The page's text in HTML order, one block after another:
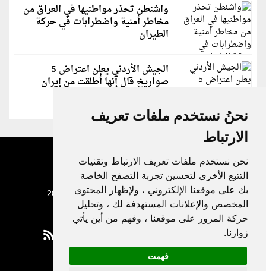
نحنُ نستخدم ملفات تعريف
الارتباط
نحن نستخدم ملفات تعريف الارتباط وتقنيات
التتبع الأخرى لتحسين تجربة التصفح الخاصة
بك على موقعنا الإلكتروني ، ولإظهار المحتوى
المخصص والإعلانات المستهدفة لك ، وتحليل
حركة المرور على موقعنا ، وفهم من أين يأتي
زوارنا.
فهمت
واشنطن تحذر مواطنيها في العراق من
مخاطر أمنية واضطرابات في حركة
الطيران
الجيش الأردني يعلن اعتراض 5
صواريخ قال إنها أُطلقت من إيران
جميع الحقوق محفوظة لدنيا الوطن © 2003 - 2022
Privacy Policy